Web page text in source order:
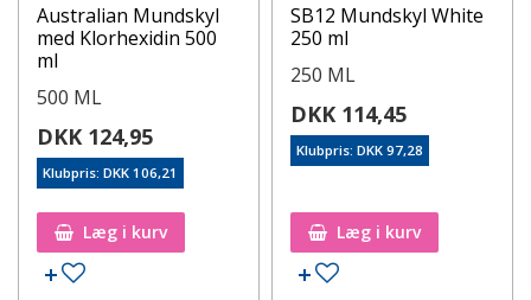
Australian Mundskyl
med Klorhexidin 500
ml
500 ML
DKK 124,95
Klubpris: DKK 106,21
Læg i kurv
SB12 Mundskyl White
250 ml
250 ML
DKK 114,45
Klubpris: DKK 97,28
Læg i kurv